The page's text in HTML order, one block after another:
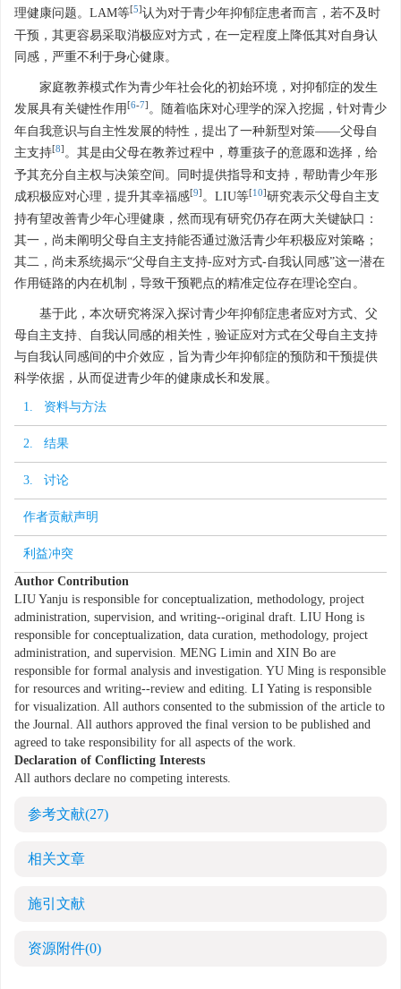
理健康问题。LAM等[5]认为对于青少年抑郁症患者而言，若不及时
干预，其更容易采取消极应对方式，在一定程度上降低其对自身认
同感，严重不利于身心健康。
家庭教养模式作为青少年社会化的初始环境，对抑郁症的发生
发展具有关键性作用 [6-7] 。随着临床对心理学的深入挖掘，针对青少
年自我意识与自主性发展的特性，提出了一种新型对策——父母自
主支持[8] 。其是由父母在教养过程中，尊重孩子的意愿和选择，给
予其充分自主权与决策空间。同时提供指导和支持，帮助青少年形
成积极应对心理，提升其幸福感[9] 。LIU等[10]研究表示父母自主支
持有望改善青少年心理健康，然而现有研究仍存在两大关键缺口：
其一，尚未阐明父母自主支持能否通过激活青少年积极应对策略；
其二，尚未系统揭示“父母自主支持-应对方式-自我认同感”这一潜在
作用链路的内在机制，导致干预靶点的精准定位存在理论空白。
基于此，本次研究将深入探讨青少年抑郁症患者应对方式、父
母自主支持、自我认同感的相关性，验证应对方式在父母自主支持
与自我认同感间的中介效应，旨为青少年抑郁症的预防和干预提供
科学依据，从而促进青少年的健康成长和发展。
1. 资料与方法
2. 结果
3. 讨论
作者贡献声明
利益冲突
Author Contribution
LIU Yanju is responsible for conceptualization, methodology, project
administration, supervision, and writing--original draft. LIU Hong is
responsible for conceptualization, data curation, methodology, project
administration, and supervision. MENG Limin and XIN Bo are
responsible for formal analysis and investigation. YU Ming is responsible
for resources and writing--review and editing. LI Yating is responsible
for visualization. All authors consented to the submission of the article to
the Journal. All authors approved the final version to be published and
agreed to take responsibility for all aspects of the work.
Declaration of Conflicting Interests
All authors declare no competing interests.
参考文献(27)
相关文章
施引文献
资源附件(0)